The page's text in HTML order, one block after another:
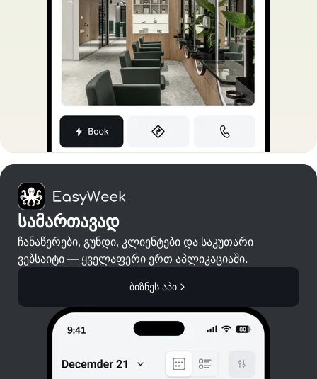
სამართავად
ჩანაწერები, გუნდი, კლიენტები და საკუთარი
ვებსაიტი — ყველაფერი ერთ აპლიკაციაში.
ბიზნეს აპი